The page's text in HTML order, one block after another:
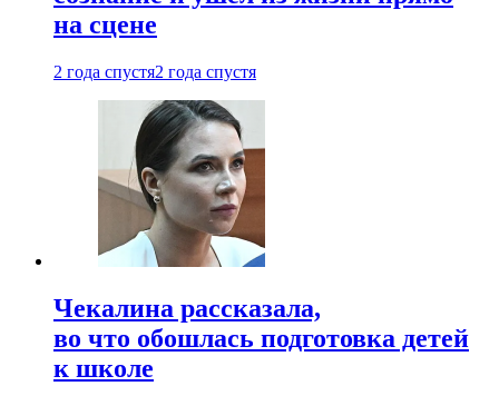
на сцене
2 года спустя2 года спустя
Чекалина рассказала,
во что обошлась подготовка детей
к школе